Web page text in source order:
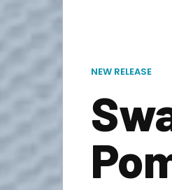
NEW RELEASE